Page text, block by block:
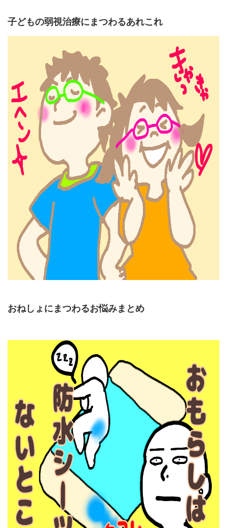
子どもの弱視治療にまつわるあれこれ
おねしょにまつわるお悩みまとめ